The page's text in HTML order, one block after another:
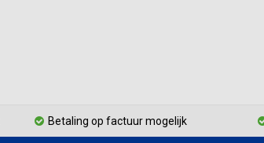
Betaling op factuur mogelijk